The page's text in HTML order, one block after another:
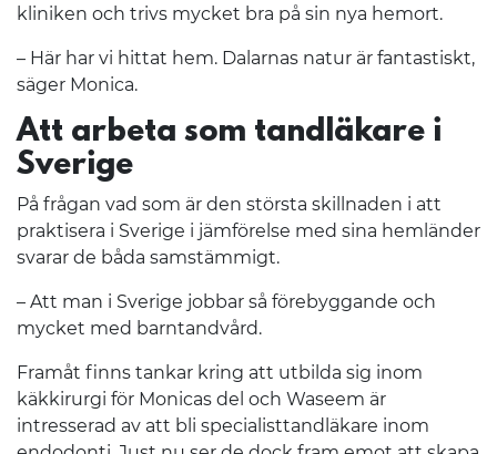
kliniken och trivs mycket bra på sin nya hemort.
– Här har vi hittat hem. Dalarnas natur är fantastiskt,
säger Monica.
Att arbeta som tandläkare i
Sverige
På frågan vad som är den största skillnaden i att
praktisera i Sverige i jämförelse med sina hemländer
svarar de båda samstämmigt.
– Att man i Sverige jobbar så förebyggande och
mycket med barntandvård.
Framåt finns tankar kring att utbilda sig inom
käkkirurgi för Monicas del och Waseem är
intresserad av att bli specialisttandläkare inom